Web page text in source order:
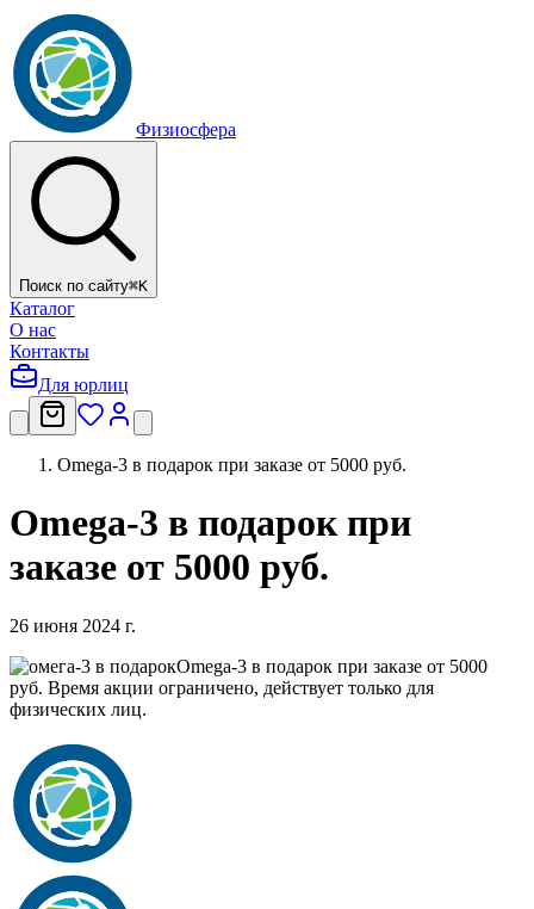
Физиосфера
Поиск по сайту⌘K
Каталог
О нас
Контакты
Для юрлиц
Omega-3 в подарок при заказе от 5000 руб.
Omega-3 в подарок при
заказе от 5000 руб.
26 июня 2024 г.
Omega-3 в подарок при заказе от 5000
руб. Время акции ограничено, действует только для
физических лиц.